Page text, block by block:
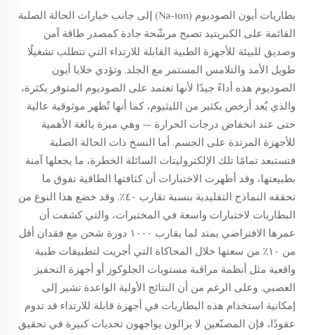
بطاريات أيون الصوديوم (Na-ion) إلى جانب خيارات الحالة الصلبة
القائمة على الكبريتيد تصبح مرشّحة جادة كمصدر طاقة آمن
وصديق للبيئة للأجهزة الطبية القابلة للارتداء التي تتطلب تشغيلًا
طويل الأمد والتلامس المستمر مع الجلد. وتؤدي خلايا أيون
الصوديوم هذه أداءً جيدًا لأنها تعتمد على الصوديوم المتوفر بكثرة،
والذي يُعد أرخص بكثير من الليثيوم، كما أنها تُظهر موثوقية عالية
حتى عند انخفاض درجات الحرارة — وهي ميزة بالغة الأهمية
للأجهزة المرتدة على الجسم. أما النسخ ذات الحالة الصلبة
فتستبعد تمامًا تلك الإلكتروليتات السائلة الخطرة، ما يجعلها آمنة
بطبيعتها، وقد أظهرت الاختبارات أن كثافتها الطاقية تفوق ما
تحققه النماذج التقليدية بنسبة تقارب ٤٠٪. وقد خضع هذا النوع من
البطاريات لاختبارات واسعة في المختبرات، والتي كشفت أن
عمرها الافتراضي يمتد لما يقارب ١٠٠٠ دورة شحن مع فقدان أقل
من ١٠٪ من سعتها خلال المحاكاة التي أجريت لتطبيقات طبية
واقعية مثل أنظمة مراقبة مستويات الجلوكوز أو أجهزة التحفيز
العصبي. وعلى الرغم من أن النتائج الأولية الواعدة تشير إلى
إمكانية استخدام هذه البطاريات في أجهزة قابلة للارتداء قد تدوم
عقودًا، فإن المصنّعين لا يزالون يواجهون تحديات كبيرة في تحقيق